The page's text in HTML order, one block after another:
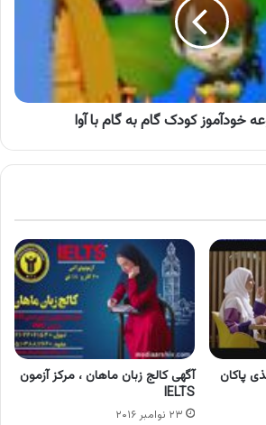
خودآموز کودک گام به گام با آوا
پاکان
آگهی کالج زبان ماهان ، مرکز آزمون
IELTS
۲۳ نوامبر ۲۰۱۶